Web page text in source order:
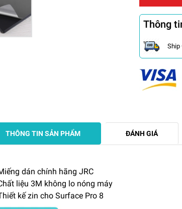
Thông
Ship
THÔNG TIN SẢN PHẨM ĐÁNH GIÁ
dán chính hãng JRC
liệu 3M không lo nóng máy
kế zin cho Surface Pro 8